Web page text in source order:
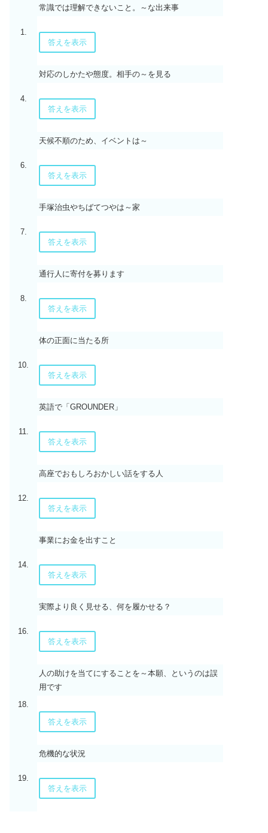
1.
常識では理解できないこと。～な出来事
答えを表示
4.
対応のしかたや態度。相手の～を見る
答えを表示
6.
天候不順のため、イベントは～
答えを表示
7.
手塚治虫やちばてつやは～家
答えを表示
8.
通行人に寄付を募ります
答えを表示
10.
体の正面に当たる所
答えを表示
11.
英語で「GROUNDER」
答えを表示
12.
高座でおもしろおかしい話をする人
答えを表示
14.
事業にお金を出すこと
答えを表示
16.
実際より良く見せる、何を履かせる？
答えを表示
18.
人の助けを当てにすることを～本願、というのは誤
用です
答えを表示
19.
危機的な状況
答えを表示